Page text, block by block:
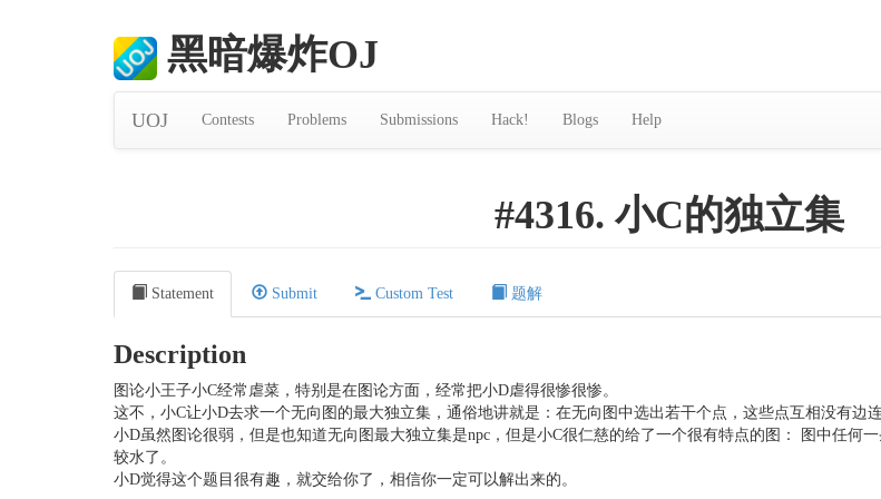
黑暗爆炸OJ
UOJ Contests Problems Submissions Hack! Blogs Help
#4316. 小C的独立集
Statement Submit Custom Test 题解
Description
图论小王子小C经常虐菜，特别是在图论方面，经常把小D虐得很惨很惨。
这不，小C让小D去求一个无向图的最大独立集，通俗地讲就是：在无向图中选出若干个点，这些点互相没有边
小D虽然图论很弱，但是也知道无向图最大独立集是npc，但是小C很仁慈的给了一个很有特点的图： 图中任何
较水了。
小D觉得这个题目很有趣，就交给你了，相信你一定可以解出来的。